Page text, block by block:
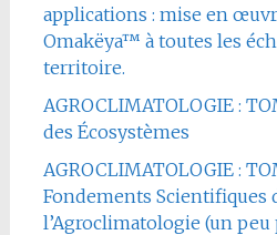
applications : mise en
Omakëya™ à toutes les
territoire.
AGROCLIMATOLOGIE :
des Écosystèmes
AGROCLIMATOLOGIE :
Fondements Scientifiques
l’Agroclimatologie (un